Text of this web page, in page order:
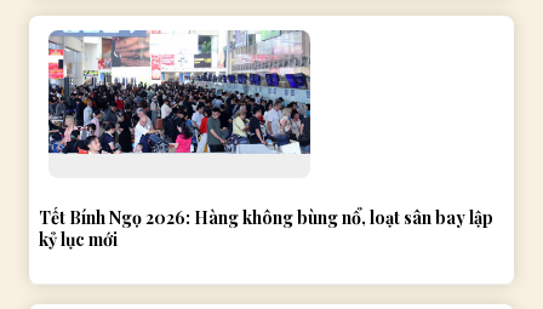
Tết Bính Ngọ 2026: Hàng không bùng nổ, loạt sân bay lập
kỷ lục mới